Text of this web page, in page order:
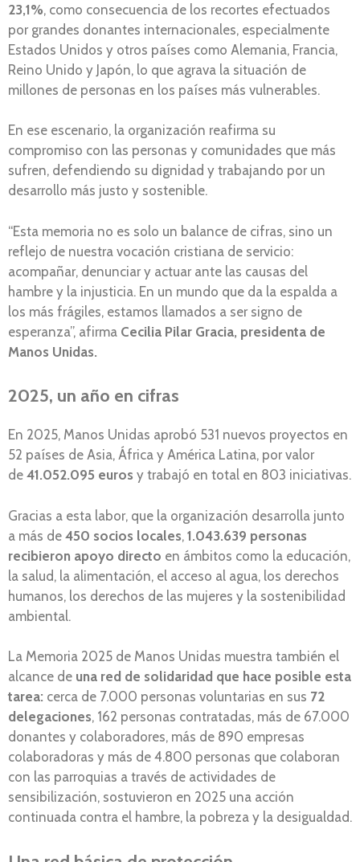
23,1%, como consecuencia de los recortes efectuados
por grandes donantes internacionales, especialmente
Estados Unidos y otros países como Alemania, Francia,
Reino Unido y Japón, lo que agrava la situación de
millones de personas en los países más vulnerables.
En ese escenario, la organización reafirma su
compromiso con las personas y comunidades que más
sufren, defendiendo su dignidad y trabajando por un
desarrollo más justo y sostenible.
“Esta memoria no es solo un balance de cifras, sino un
reflejo de nuestra vocación cristiana de servicio:
acompañar, denunciar y actuar ante las causas del
hambre y la injusticia. En un mundo que da la espalda a
los más frágiles, estamos llamados a ser signo de
esperanza”, afirma Cecilia Pilar Gracia, presidenta de
Manos Unidas.
2025, un año en cifras
En 2025, Manos Unidas aprobó 531 nuevos proyectos en
52 países de Asia, África y América Latina, por valor
de 41.052.095 euros y trabajó en total en 803 iniciativas.
Gracias a esta labor, que la organización desarrolla junto
a más de 450 socios locales, 1.043.639 personas
recibieron apoyo directo en ámbitos como la educación,
la salud, la alimentación, el acceso al agua, los derechos
humanos, los derechos de las mujeres y la sostenibilidad
ambiental.
La Memoria 2025 de Manos Unidas muestra también el
alcance de una red de solidaridad que hace posible esta
tarea: cerca de 7.000 personas voluntarias en sus 72
delegaciones, 162 personas contratadas, más de 67.000
donantes y colaboradores, más de 890 empresas
colaboradoras y más de 4.800 personas que colaboran
con las parroquias a través de actividades de
sensibilización, sostuvieron en 2025 una acción
continuada contra el hambre, la pobreza y la desigualdad.